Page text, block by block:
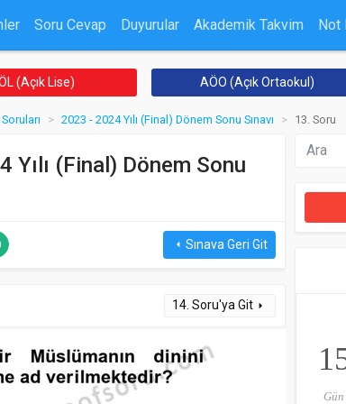
Soru Cevap Duyurular Akademik Takvim Not
(Açık Lise) AÖO (Açık Ortaokul)
Soruları 2023 - 2024 Yılı (Final) Dönem Sonu Sınavı 13. Soru
Yılı (Final) Dönem Sonu
arrow_leftSınava Geri Git
14. Soru'ya Git arrow_right
Gün